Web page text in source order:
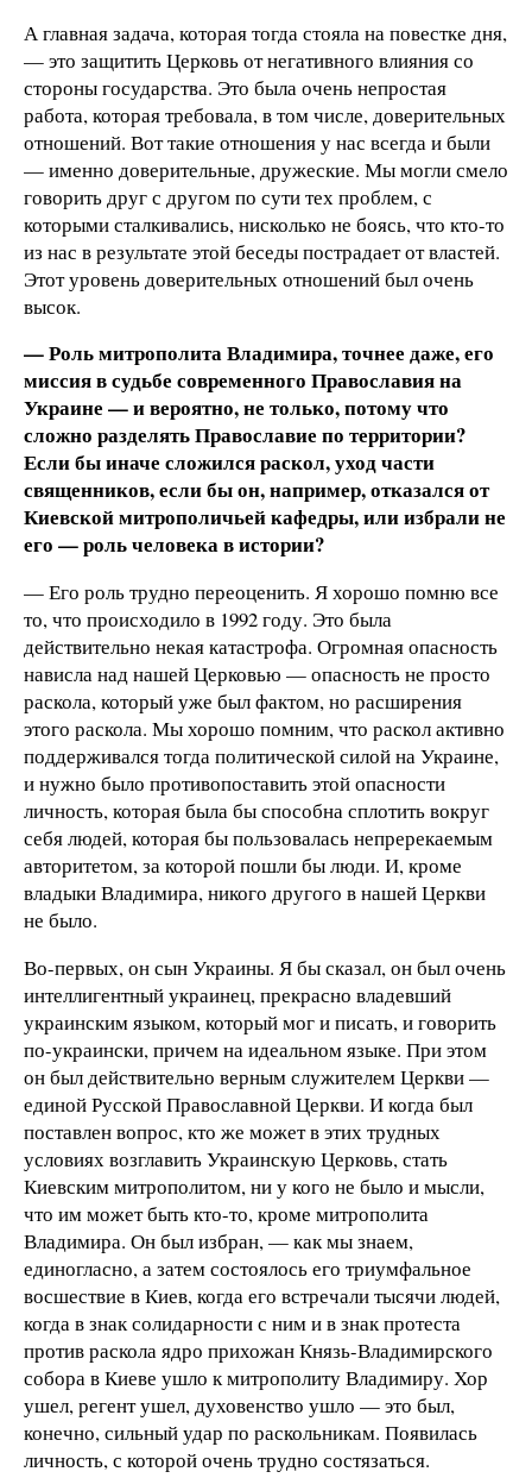
А главная задача, которая тогда стояла на повестке дня,
— это защитить Церковь от негативного влияния со
стороны государства. Это была очень непростая
работа, которая требовала, в том числе, доверительных
отношений. Вот такие отношения у нас всегда и были
— именно доверительные, дружеские. Мы могли смело
говорить друг с другом по сути тех проблем, с
которыми сталкивались, нисколько не боясь, что кто-то
из нас в результате этой беседы пострадает от властей.
Этот уровень доверительных отношений был очень
высок.
— Роль митрополита Владимира, точнее даже, его
миссия в судьбе современного Православия на
Украине — и вероятно, не только, потому что
сложно разделять Православие по территории?
Если бы иначе сложился раскол, уход части
священников, если бы он, например, отказался от
Киевской митрополичьей кафедры, или избрали не
его — роль человека в истории?
— Его роль трудно переоценить. Я хорошо помню все
то, что происходило в 1992 году. Это была
действительно некая катастрофа. Огромная опасность
нависла над нашей Церковью — опасность не просто
раскола, который уже был фактом, но расширения
этого раскола. Мы хорошо помним, что раскол активно
поддерживался тогда политической силой на Украине,
и нужно было противопоставить этой опасности
личность, которая была бы способна сплотить вокруг
себя людей, которая бы пользовалась непререкаемым
авторитетом, за которой пошли бы люди. И, кроме
владыки Владимира, никого другого в нашей Церкви
не было.
Во-первых, он сын Украины. Я бы сказал, он был очень
интеллигентный украинец, прекрасно владевший
украинским языком, который мог и писать, и говорить
по-украински, причем на идеальном языке. При этом
он был действительно верным служителем Церкви —
единой Русской Православной Церкви. И когда был
поставлен вопрос, кто же может в этих трудных
условиях возглавить Украинскую Церковь, стать
Киевским митрополитом, ни у кого не было и мысли,
что им может быть кто-то, кроме митрополита
Владимира. Он был избран, — как мы знаем,
единогласно, а затем состоялось его триумфальное
восшествие в Киев, когда его встречали тысячи людей,
когда в знак солидарности с ним и в знак протеста
против раскола ядро прихожан Князь-Владимирского
собора в Киеве ушло к митрополиту Владимиру. Хор
ушел, регент ушел, духовенство ушло — это был,
конечно, сильный удар по раскольникам. Появилась
личность, с которой очень трудно состязаться.